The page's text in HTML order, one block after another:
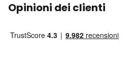
Opinioni dei clienti